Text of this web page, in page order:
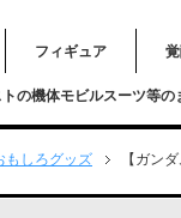
フィギュア
の機体モビルスーツ等の
もしろグッズ 【ガン